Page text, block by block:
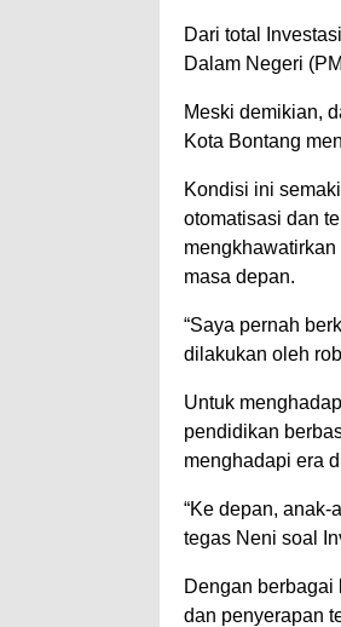
Dari total
Dalam Negeri
Meski demikian,
Kota Bontang
Kondisi ini
otomatisasi dan
masa depan.
“Saya pernah
dilakukan oleh
Untuk
pendidikan
menghadapi era
“Ke depan,
tegas Neni soal
Dengan berbagai
dan penyerapan